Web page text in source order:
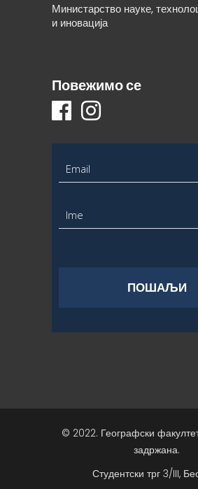
Министарство науке,
и иновација
Повежимо се
© 2022. Географски
задржана.
Студентски трг 3/III,